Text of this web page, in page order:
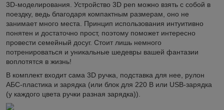
3D-моделирования. Устройство 3D pen можно взять с собой в
поездку, ведь благодаря компактным размерам, оно не
занимает много места. Принцип использования интуитивно
понятен и достаточно прост, поэтому поможет интересно
провести семейный досуг. Стоит лишь немного
потренироваться и уникальные шедевры вашей фантазии
воплотятся в жизнь!
В комплект входит сама 3D ручка, подставка для нее, рулон
АБС-пластика и зарядка (или блок для 220 В или USB-зарядка
(у каждого цвета ручки разная зарядка)).